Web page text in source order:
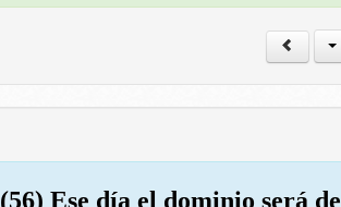
(56) Ese día el dominio será